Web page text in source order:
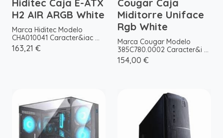
Hiditec Caja E-ATX
H2 AIR ARGB White
Marca Hiditec Modelo
CHA010041 Caracter&iac ...
163,21 €
Cougar Caja
Miditorre Uniface
Rgb White
Marca Cougar Modelo
385C780.0002 Caracter&i ...
154,00 €